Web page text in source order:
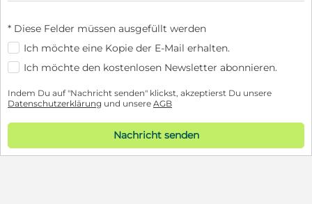
* Diese Felder müssen ausgefüllt werden
Ich möchte eine Kopie der E-Mail erhalten.
Ich möchte den kostenlosen Newsletter abonnieren.
Indem Du auf "Nachricht senden" klickst, akzeptierst Du unsere
Datenschutzerklärung und unsere AGB
Nachricht senden